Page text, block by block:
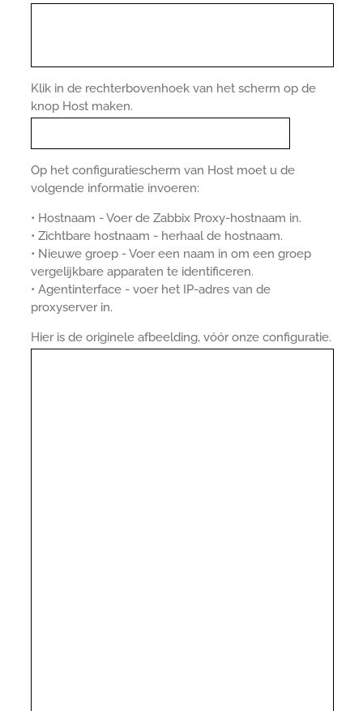
Klik in de rechterbovenhoek van het scherm op de
knop Host maken.
Op het configuratiescherm van Host moet u de
volgende informatie invoeren:
• Hostnaam - Voer de Zabbix Proxy-hostnaam in.
• Zichtbare hostnaam - herhaal de hostnaam.
• Nieuwe groep - Voer een naam in om een groep
vergelijkbare apparaten te identificeren.
• Agentinterface - voer het IP-adres van de
proxyserver in.
Hier is de originele afbeelding, vóór onze configuratie.